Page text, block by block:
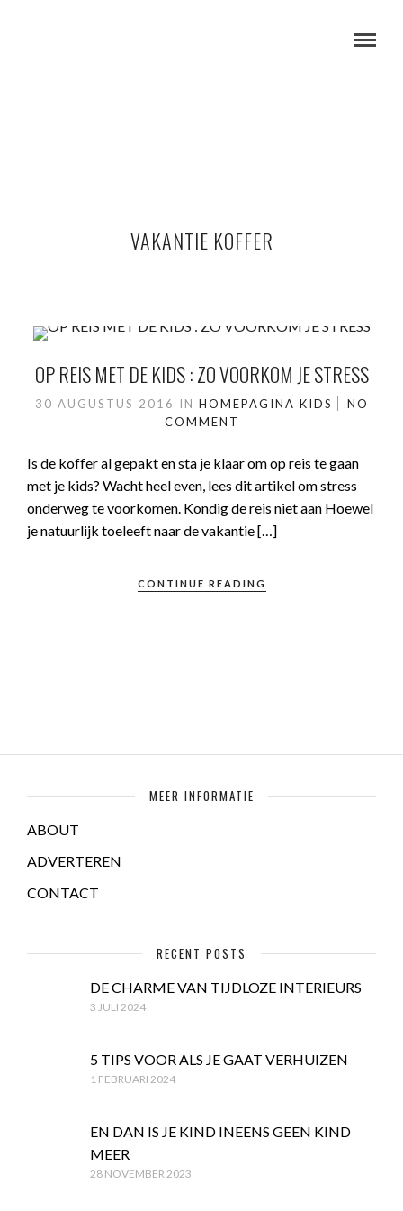
VAKANTIE KOFFER
OP REIS MET DE KIDS : ZO VOORKOM JE STRESS
30 AUGUSTUS 2016 IN HOMEPAGINA KIDS
NO
COMMENT
Is de koffer al gepakt en sta je klaar om op reis te gaan
met je kids? Wacht heel even, lees dit artikel om stress
onderweg te voorkomen. Kondig de reis niet aan Hoewel
je natuurlijk toeleeft naar de vakantie […]
CONTINUE READING
MEER INFORMATIE
ABOUT
ADVERTEREN
CONTACT
RECENT POSTS
DE CHARME VAN TIJDLOZE INTERIEURS
3 JULI 2024
5 TIPS VOOR ALS JE GAAT VERHUIZEN
1 FEBRUARI 2024
EN DAN IS JE KIND INEENS GEEN KIND
MEER
28 NOVEMBER 2023